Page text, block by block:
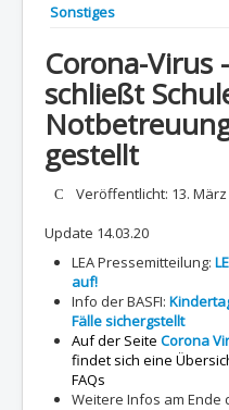
Sonstiges
Corona-Virus
schließt
gestellt
DetailsVeröffentlicht: 13. März
Update 14.03.20
LEA Pressemitteilung:
auf!
Info der BASFI:
Fälle sichergstellt
Auf der Seite Corona
findet sich eine
FAQs
Weitere Infos am Ende